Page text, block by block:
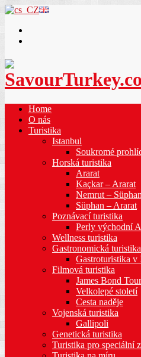
Home
O nás
Turistika
Istanbul
Soukromé
Horská turistika
Ararat
Kaçkar – Ararat
Nemrut –
Süphan – Ararat
Poznávací turistika
Perly východní
Wellness turistika
Gastronomická turistika
Gastroturistika v
Filmová turistika
James Bond
Velkolepé století
Cesta naděje
Vojenská turistika
Gallipoli
Genetická turistika
Turistika pro speciální